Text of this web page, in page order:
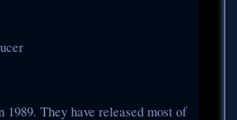
They have released most of